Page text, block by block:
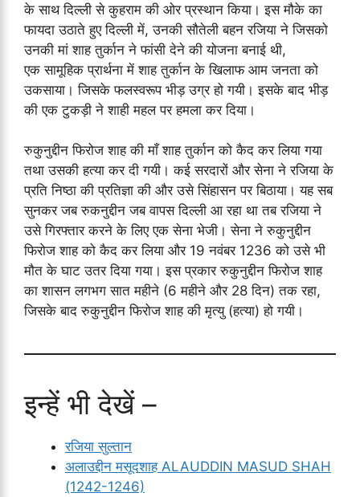
के साथ दिल्ली से कुहराम की ओर प्रस्थान किया। इस मौके का
फायदा उठाते हुए दिल्ली में, उनकी सौतेली बहन रजिया ने जिसको
उनकी मां शाह तुर्कान ने फांसी देने की योजना बनाई थी,
एक सामूहिक प्रार्थना में शाह तुर्कान के खिलाफ आम जनता को
उकसाया। जिसके फलस्वरूप भीड़ उग्र हो गयी। इसके बाद भीड़
की एक टुकड़ी ने शाही महल पर हमला कर दिया।
रुकुनुद्दीन फिरोज शाह की माँ शाह तुर्कान को कैद कर लिया गया
तथा उसकी हत्या कर दी गयी। कई सरदारों और सेना ने रजिया के
प्रति निष्ठा की प्रतिज्ञा की और उसे सिंहासन पर बिठाया। यह सब
सुनकर जब रुकनुद्दीन जब वापस दिल्ली आ रहा था तब रजिया ने
उसे गिरफ्तार करने के लिए एक सेना भेजी। सेना ने रुकुनुद्दीन
फिरोज शाह को कैद कर लिया और 19 नवंबर 1236 को उसे भी
मौत के घाट उतर दिया गया। इस प्रकार रुकुनुद्दीन फिरोज शाह
का शासन लगभग सात महीने (6 महीने और 28 दिन) तक रहा,
जिसके बाद रुकुनुद्दीन फिरोज शाह की मृत्यु (हत्या) हो गयी।
इन्हें भी देखें –
रजिया सुल्तान
अलाउद्दीन मसूदशाह ALAUDDIN MASUD SHAH
(1242-1246)